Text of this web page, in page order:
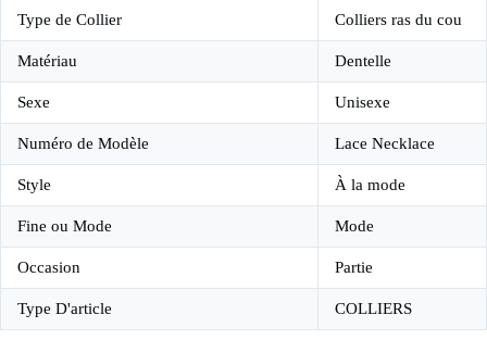
Type de Collier Colliers ras du cou
Matériau Dentelle
Sexe Unisexe
Numéro de Modèle Lace Necklace
Style À la mode
Fine ou Mode Mode
Occasion Partie
Type D'article COLLIERS